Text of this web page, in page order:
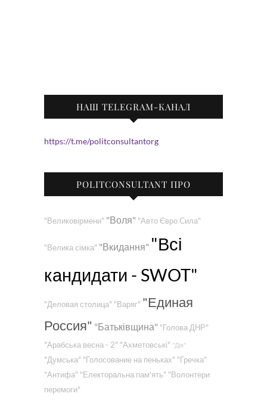
НАШ TELEGRAM-КАНАЛ
https://t.me/politconsultantorg
POLITCONSULTANT ПРО
"Великовірмени" "Воля" "Авто Євро Сила"
"Велика сімка" "Вкидання" "Всі
кандидати - SWOT"
"Деловая столица" "Варяг" "Единая
Россия" "Батьківщина" "Голова ДНР"
"Арабська весна - 2" "Ахметовські" "Дія"
"Думська" "Голосование на пеньках" "Гречка"
"Антифа" "Електоральна пам'ять" "Волонтери
перемоги"